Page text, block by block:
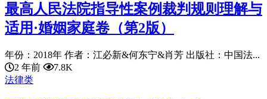
最高人民法院指导性案例裁判规则理解与
适用·婚姻家庭卷（第2版）
年份：2018年 作者：江必新&何东宁&肖芳 出版社：中国法...
2 年前
7.8K
法律类